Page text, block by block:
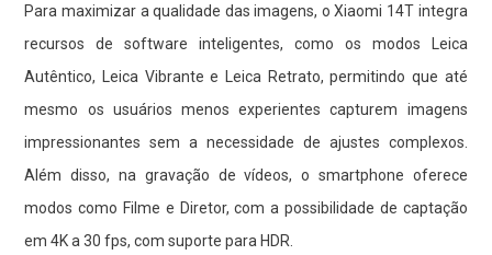
Para maximizar a qualidade das imagens, o Xiaomi 14T integra
recursos de software inteligentes, como os modos Leica
Autêntico, Leica Vibrante e Leica Retrato, permitindo que até
mesmo os usuários menos experientes capturem imagens
impressionantes sem a necessidade de ajustes complexos.
Além disso, na gravação de vídeos, o smartphone oferece
modos como Filme e Diretor, com a possibilidade de captação
em 4K a 30 fps, com suporte para HDR.